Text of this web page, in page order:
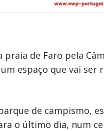
de Faro pela
espaço que vai
de campismo,
o último dia, num